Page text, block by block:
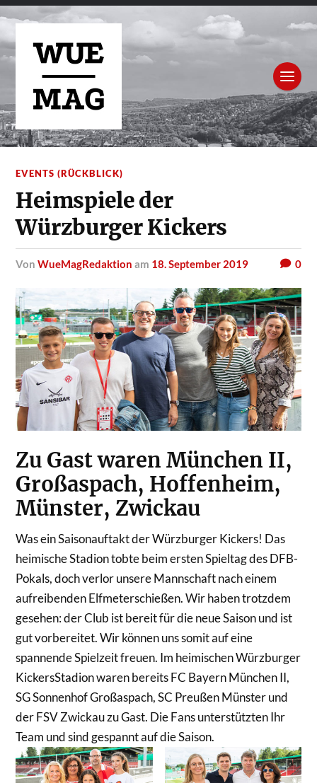
EVENTS (RÜCKBLICK)
Heimspiele der
Würzburger Kickers
vonWueMagRedaktion am 18. September 2019 0
Zu Gast waren München II,
Großaspach, Hoffenheim,
Münster, Zwickau
Was ein Saisonauftakt der Würzburger Kickers! Das
heimische Stadion tobte beim ersten Spieltag des DFB-
Pokals, doch verlor unsere Mannschaft nach einem
aufreibenden Elfmeterschießen. Wir haben trotzdem
gesehen: der Club ist bereit für die neue Saison und ist
gut vorbereitet. Wir können uns somit auf eine
spannende Spielzeit freuen. Im heimischen Würzburger
KickersStadion waren bereits FC Bayern München II,
SG Sonnenhof Großaspach, SC Preußen Münster und
der FSV Zwickau zu Gast. Die Fans unterstützten Ihr
Team und sind gespannt auf die Saison.